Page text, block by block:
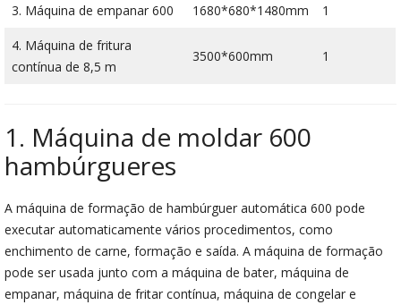
3. Máquina de empanar 600 1680*680*1480mm 1
4. Máquina de fritura
contínua de 8,5 m
3500*600mm 1
1. Máquina de moldar 600
hambúrgueres
A máquina de formação de hambúrguer automática 600 pode
executar automaticamente vários procedimentos, como
enchimento de carne, formação e saída. A máquina de formação
pode ser usada junto com a máquina de bater, máquina de
empanar, máquina de fritar contínua, máquina de congelar e